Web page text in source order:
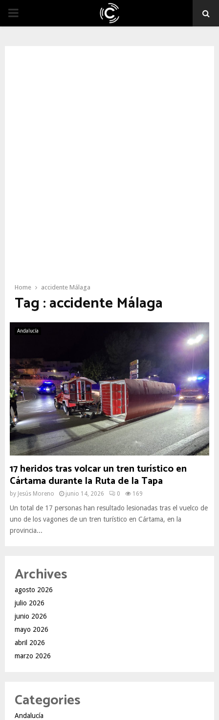
PRIMARY
Home accidente Málaga
Tag : accidente Málaga
Andalucía
17 heridos tras volcar un tren turístico en
Cártama durante la Ruta de la Tapa
by Jesús Moreno junio 14, 2026 0 169
Un total de 17 personas han resultado lesionadas tras el vuelco de
uno de los vagones de un tren turístico en Cártama, en la
provincia...
Archives
agosto 2026
julio 2026
junio 2026
mayo 2026
abril 2026
marzo 2026
Categories
Andalucía